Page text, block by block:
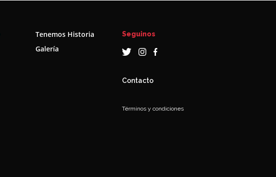
Tenemos Historia
Galería
Seguinos
Contacto
Términos y condiciones